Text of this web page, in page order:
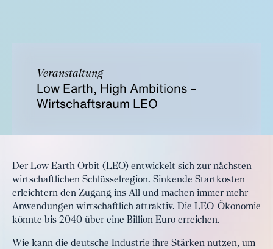
Veranstaltung
Low Earth, High Ambitions –
Wirtschaftsraum LEO
Der Low Earth Orbit (LEO) entwickelt sich zur nächsten
wirtschaftlichen Schlüsselregion. Sinkende Startkosten
erleichtern den Zugang ins All und machen immer mehr
Anwendungen wirtschaftlich attraktiv. Die LEO-Ökonomie
könnte bis 2040 über eine Billion Euro erreichen.
Wie kann die deutsche Industrie ihre Stärken nutzen, um